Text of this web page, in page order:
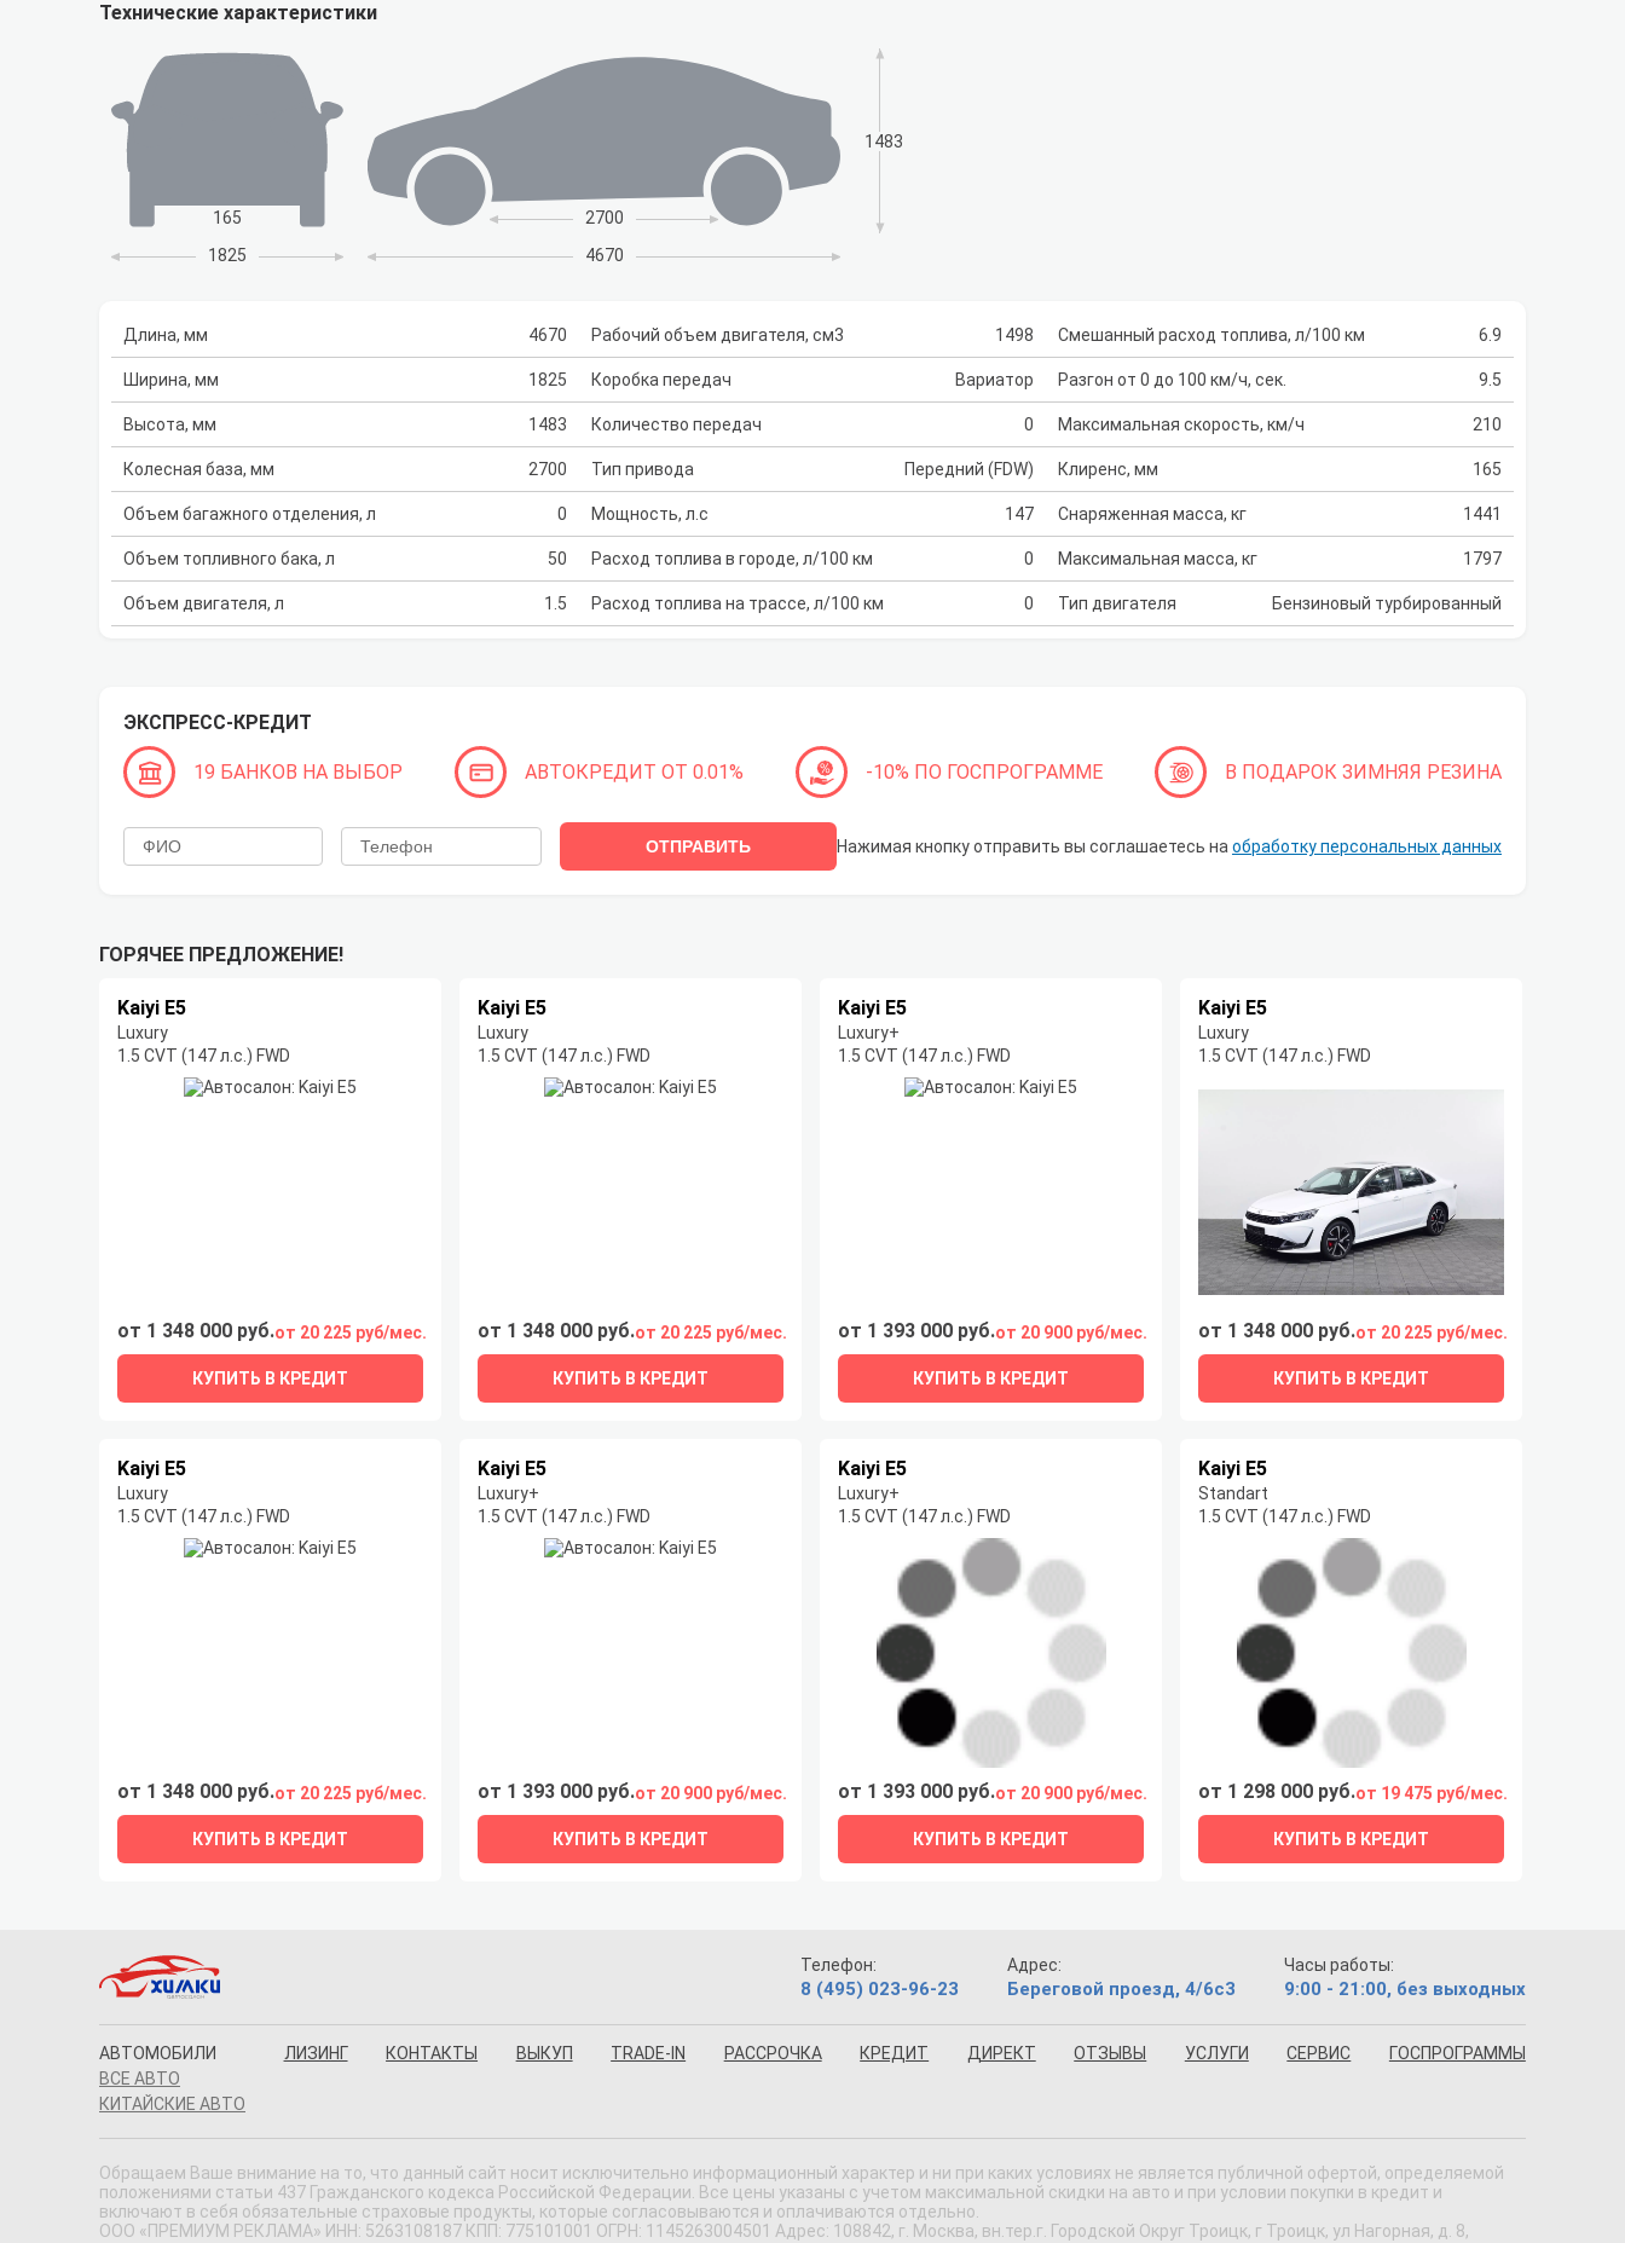
Технические характеристики
165
1825
2700
1483
4670
Длина, мм 4670
Ширина, мм 1825
Высота, мм 1483
Колесная база, мм 2700
Объем багажного отделения, л 0
Объем топливного бака, л 50
Объем двигателя, л 1.5
Рабочий объем двигателя, см3 1498
Коробка передач Вариатор
Количество передач 0
Тип привода Передний (FDW)
Мощность, л.с 147
Расход топлива в городе, л/100 км 0
Расход топлива на трассе, л/100 км 0
Смешанный расход топлива, л/100 км 6.9
Разгон от 0 до 100 км/ч, сек. 9.5
Максимальная скорость, км/ч 210
Клиренс, мм 165
Снаряженная масса, кг 1441
Максимальная масса, кг 1797
Тип двигателя Бензиновый турбированный
ЭКСПРЕСС-КРЕДИТ
19 БАНКОВ НА ВЫБОР АВТОКРЕДИТ ОТ 0.01% -10% ПО ГОСПРОГРАММЕ В ПОДАРОК ЗИМНЯЯ РЕЗИНА
ОТПРАВИТЬ Нажимая кнопку отправить вы соглашаетесь на обработку персональных данных
ГОРЯЧЕЕ ПРЕДЛОЖЕНИЕ!
Kaiyi E5
Luxury
1.5 CVT (147 л.с.) FWD
от 1 348 000 руб.от 20 225 руб/мес.
КУПИТЬ В КРЕДИТ
Kaiyi E5
Luxury
1.5 CVT (147 л.с.) FWD
от 1 348 000 руб.от 20 225 руб/мес.
КУПИТЬ В КРЕДИТ
Kaiyi E5
Luxury+
1.5 CVT (147 л.с.) FWD
от 1 393 000 руб.от 20 900 руб/мес.
КУПИТЬ В КРЕДИТ
Kaiyi E5
Luxury
1.5 CVT (147 л.с.) FWD
от 1 348 000 руб.от 20 225 руб/мес.
КУПИТЬ В КРЕДИТ
Kaiyi E5
Luxury
1.5 CVT (147 л.с.) FWD
от 1 348 000 руб.от 20 225 руб/мес.
КУПИТЬ В КРЕДИТ
Kaiyi E5
Luxury+
1.5 CVT (147 л.с.) FWD
от 1 393 000 руб.от 20 900 руб/мес.
КУПИТЬ В КРЕДИТ
Kaiyi E5
Luxury+
1.5 CVT (147 л.с.) FWD
от 1 393 000 руб.от 20 900 руб/мес.
КУПИТЬ В КРЕДИТ
Kaiyi E5
Standart
1.5 CVT (147 л.с.) FWD
от 1 298 000 руб.от 19 475 руб/мес.
КУПИТЬ В КРЕДИТ
Телефон:
8 (495) 023-96-23
Адрес:
Береговой проезд, 4/6с3
Часы работы:
9:00 - 21:00, без выходных
АВТОМОБИЛИ
ВСЕ АВТО
КИТАЙСКИЕ АВТО
ЛИЗИНГ КОНТАКТЫ ВЫКУП TRADE-IN РАССРОЧКА КРЕДИТ ДИРЕКТ ОТЗЫВЫ УСЛУГИ СЕРВИС ГОСПРОГРАММЫ
Обращаем Ваше внимание на то, что данный сайт носит исключительно информационный характер и ни при каких условиях не является публичной офертой, определяемой
положениями статьи 437 Гражданского кодекса Российской Федерации. Все цены указаны с учетом максимальной скидки на авто и при условии покупки в кредит и
включают в себя обязательные страховые продукты, которые согласовываются и оплачиваются отдельно.
ООО «ПРЕМИУМ РЕКЛАМА» ИНН: 5263108187 КПП: 775101001 ОГРН: 1145263004501 Адрес: 108842, г. Москва, вн.тер.г. Городской Округ Троицк, г Троицк, ул Нагорная, д. 8,